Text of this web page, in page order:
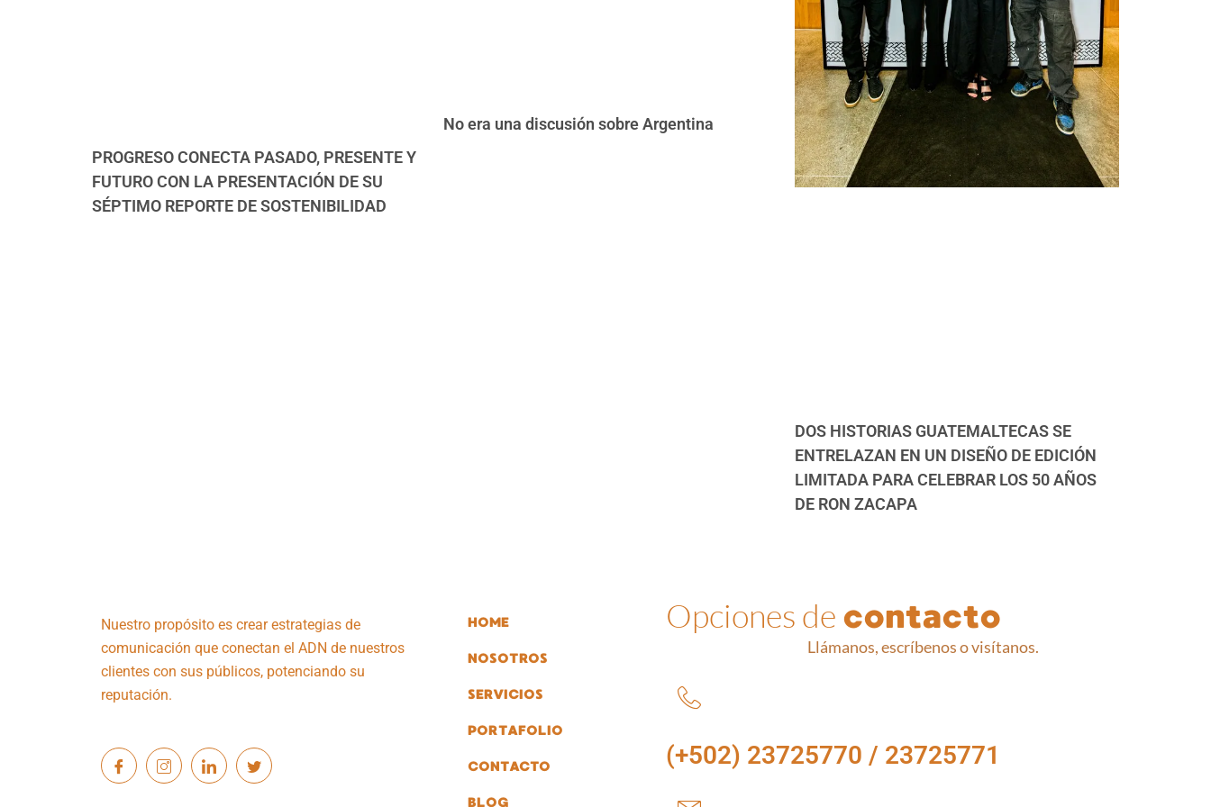
PROGRESO CONECTA PASADO, PRESENTE Y
FUTURO CON LA PRESENTACIÓN DE SU
SÉPTIMO REPORTE DE SOSTENIBILIDAD
No era una discusión sobre Argentina
DOS HISTORIAS GUATEMALTECAS SE
ENTRELAZAN EN UN DISEÑO DE EDICIÓN
LIMITADA PARA CELEBRAR LOS 50 AÑOS
DE RON ZACAPA
Nuestro propósito es crear estrategias de
comunicación que conectan el ADN de nuestros
clientes con sus públicos, potenciando su
reputación.
HOME
NOSOTROS
SERVICIOS
PORTAFOLIO
CONTACTO
BLOG
Opciones de contacto
Llámanos, escríbenos o visítanos.
(+502) 23725770 / 23725771